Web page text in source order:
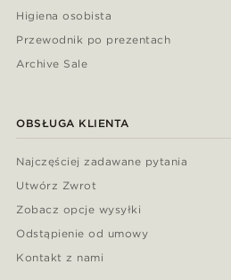
Higiena osobista
Przewodnik po prezentach
Archive Sale
OBSŁUGA KLIENTA
Najczęściej zadawane pytania
Utwórz Zwrot
Zobacz opcje wysyłki
Odstąpienie od umowy
Kontakt z nami